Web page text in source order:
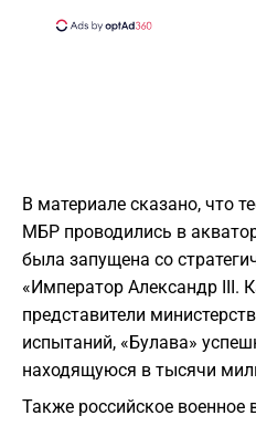
В материале сказано, что
МБР проводились в
была запущена со
«Император Александр III.
представители
испытаний, «Булава»
находящуюся в тысячи
Также российское военное